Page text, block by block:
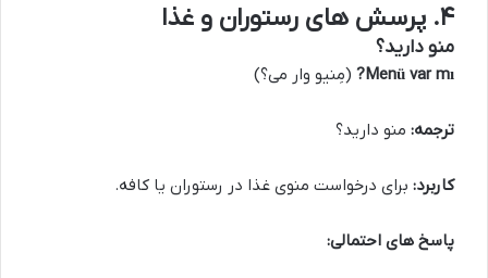
۴. پرسش های رستوران و غذا
منو دارید؟
Menü var mı? (مِنیو وار می؟)
ترجمه: منو دارید؟
کاربرد: برای درخواست منوی غذا در رستوران یا کافه.
پاسخ های احتمالی: